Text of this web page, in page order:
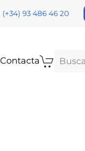
(+34) 93 486 46 20
Contacta
Buscar